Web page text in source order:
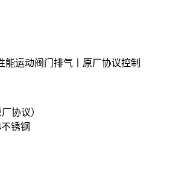
能运动阀门排气丨原厂协议控制
协议）
锈钢